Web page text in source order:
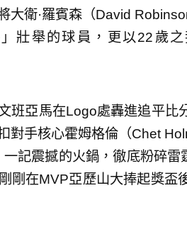
大衛·羅賓森（David
壯舉的球員，更以22歲
班亞馬在Logo處轟進追平比
對手核心霍姆格倫（Chet
記震撼的火鍋，徹底粉碎
剛在MVP亞歷山大捧起獎盃